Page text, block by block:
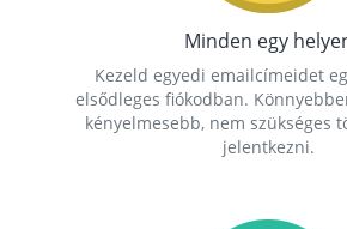
Minden egy
Kezeld egyedi emailcímeidet
elsődleges fiókodban.
kényelmesebb, nem szükséges
jelentkezni.